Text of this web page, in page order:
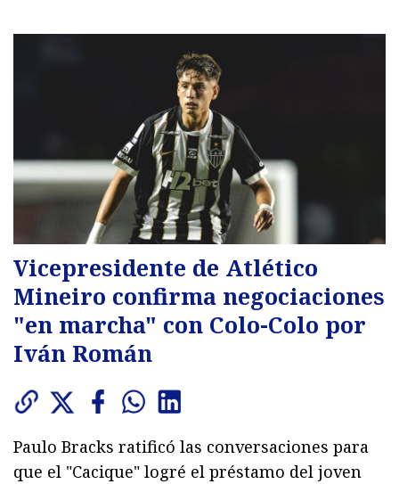
Vicepresidente de Atlético
Mineiro confirma negociaciones
"en marcha" con Colo-Colo por
Iván Román
Paulo Bracks ratificó las conversaciones para
que el "Cacique" logré el préstamo del joven